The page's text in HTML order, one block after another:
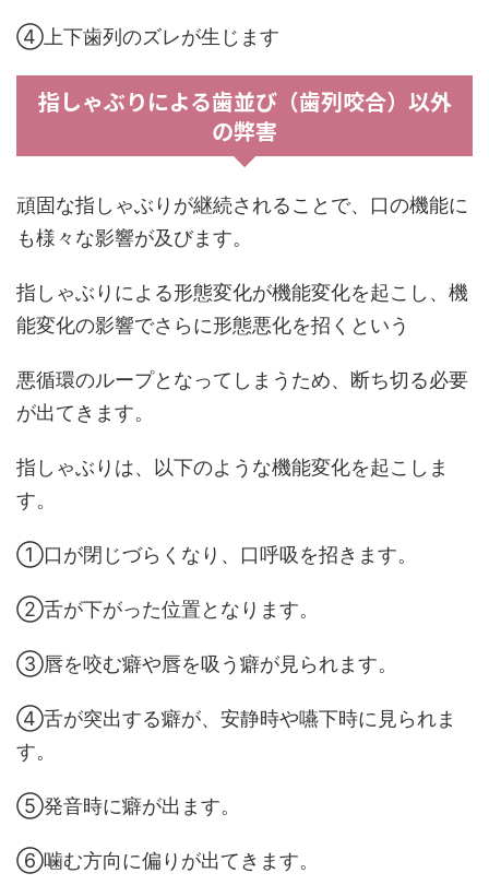
④上下歯列のズレが生じます
指しゃぶりによる歯並び（歯列咬合）以外
の弊害
頑固な指しゃぶりが継続されることで、口の機能に
も様々な影響が及びます。
指しゃぶりによる形態変化が機能変化を起こし、機
能変化の影響でさらに形態悪化を招くという
悪循環のループとなってしまうため、断ち切る必要
が出てきます。
指しゃぶりは、以下のような機能変化を起こしま
す。
①口が閉じづらくなり、口呼吸を招きます。
②舌が下がった位置となります。
③唇を咬む癖や唇を吸う癖が見られます。
④舌が突出する癖が、安静時や嚥下時に見られま
す。
⑤発音時に癖が出ます。
⑥噛む方向に偏りが出てきます。